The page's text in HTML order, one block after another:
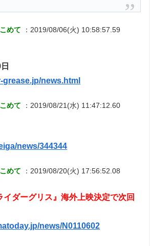
めて
：2019/08/06(火) 10:58:57.59
news.html
めて
：2019/08/21(水) 11:47:12.60
news/344344
めて
：2019/08/20(火) 17:56:52.08
イダーグリス』海外上映決定で次回
news/N0110602‬